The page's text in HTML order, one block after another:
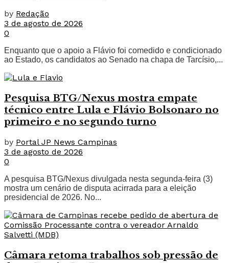
by Redação
3 de agosto de 2026
0
Enquanto que o apoio a Flávio foi comedido e condicionado
ao Estado, os candidatos ao Senado na chapa de Tarcísio,...
Pesquisa BTG/Nexus mostra empate
técnico entre Lula e Flávio Bolsonaro no
primeiro e no segundo turno
by Portal JP News Campinas
3 de agosto de 2026
0
A pesquisa BTG/Nexus divulgada nesta segunda-feira (3)
mostra um cenário de disputa acirrada para a eleição
presidencial de 2026. No...
Câmara retoma trabalhos sob pressão de